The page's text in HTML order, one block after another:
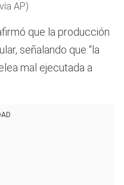
AP)
que la producción
señalando que “la
mal ejecutada a